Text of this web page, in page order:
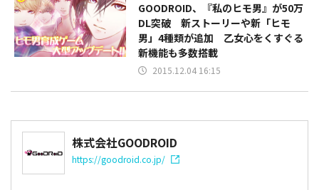
GOODROID、『私のヒモ男』が50万
DL突破 新ストーリーや新「ヒモ
男」4種類が追加 乙女心をくすぐる
新機能も多数搭載
2015.12.04 16:15
株式会社GOODROID
https://goodroid.co.jp/